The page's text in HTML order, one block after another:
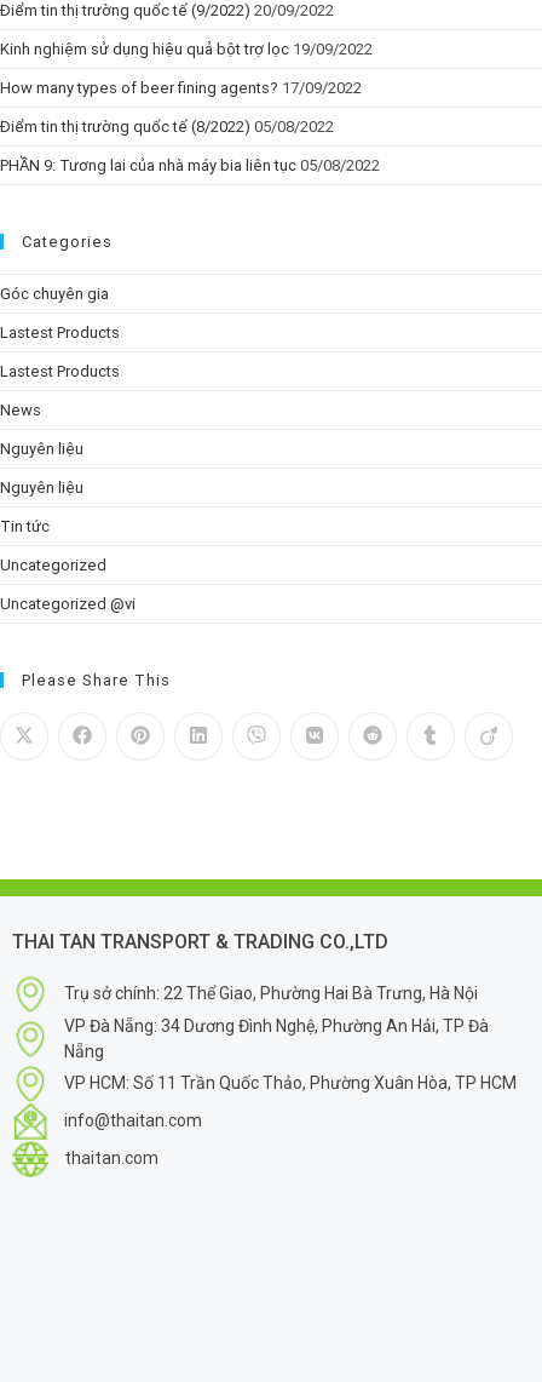
Điểm tin thị trường quốc tế (9/2022) 20/09/2022
Kinh nghiệm sử dụng hiệu quả bột trợ lọc 19/09/2022
How many types of beer fining agents? 17/09/2022
Điểm tin thị trường quốc tế (8/2022) 05/08/2022
PHẦN 9: Tương lai của nhà máy bia liên tục05/08/2022
Categories
Góc chuyên gia
Lastest Products
Lastest Products
News
Nguyên liệu
Nguyên liệu
Tin tức
Uncategorized
Uncategorized @vi
Please Share This
THAI TAN TRANSPORT & TRADING CO.,LTD
Trụ sở chính: 22 Thể Giao, Phường Hai Bà Trưng, Hà Nội
VP Đà Nẵng: 34 Dương Đình Nghệ, Phường An Hải, TP Đà
Nẵng
VP HCM: Số 11 Trần Quốc Thảo, Phường Xuân Hòa, TP HCM
info@thaitan.com
thaitan.com